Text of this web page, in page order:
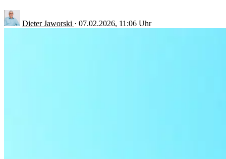
Dieter Jaworski · 07.02.2026, 11:06 Uhr